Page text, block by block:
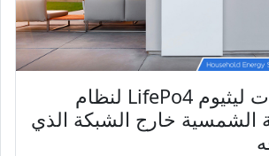
أفضل بطاريات ليثيوم LifePo4 لنظام
الشمسية خارج الشبكة الذي